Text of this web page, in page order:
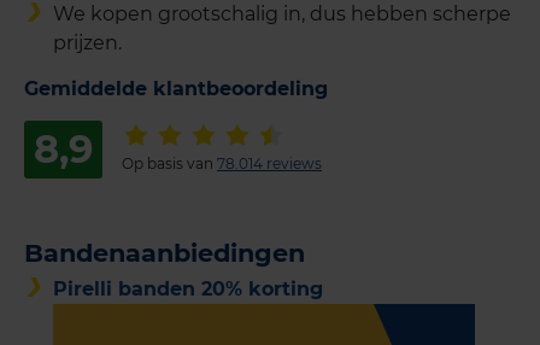
We kopen grootschalig in, dus hebben scherpe
prijzen.
Gemiddelde klantbeoordeling
8,9 Op basis van 78.014 reviews
Bandenaanbiedingen
Pirelli banden 20% korting